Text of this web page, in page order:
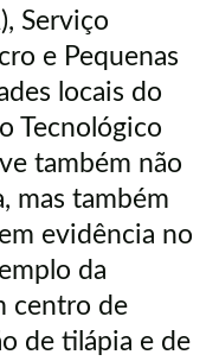
Serviço
e Pequenas
locais do
Tecnológico
também não
mas também
evidência no
da
centro de
de tilápia e de